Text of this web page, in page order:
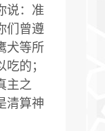
说：准
们曾遵
犬等所
的；
主之
清算神